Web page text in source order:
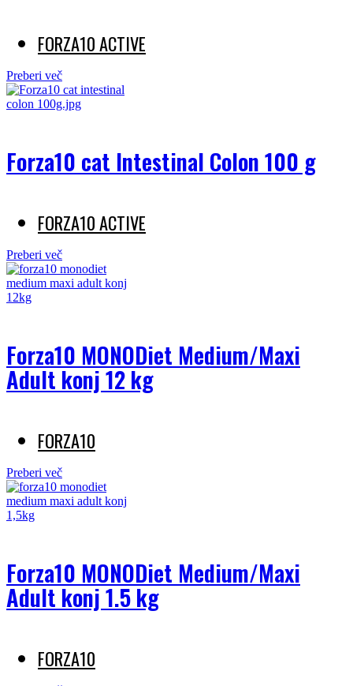
FORZA10 ACTIVE
Preberi več
Forza10 cat Intestinal Colon 100 g
FORZA10 ACTIVE
Preberi več
Forza10 MONODiet Medium/Maxi
Adult konj 12 kg
FORZA10
Preberi več
Forza10 MONODiet Medium/Maxi
Adult konj 1.5 kg
FORZA10